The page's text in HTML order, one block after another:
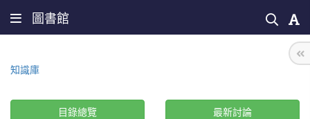
圖書館
知識庫
目錄總覽 最新討論